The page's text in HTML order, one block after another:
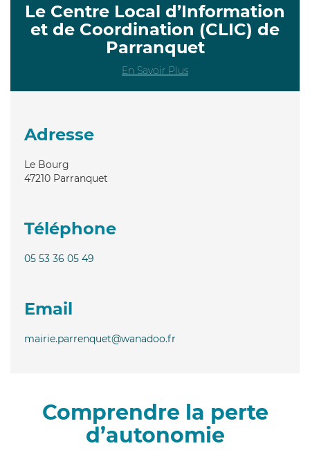
Le Centre Local d’Information
et de Coordination (CLIC) de
Parranquet
En Savoir Plus
Adresse
Le Bourg
47210 Parranquet
Téléphone
05 53 36 05 49
Email
mairie.parrenquet@wanadoo.fr
Comprendre la perte
d’autonomie